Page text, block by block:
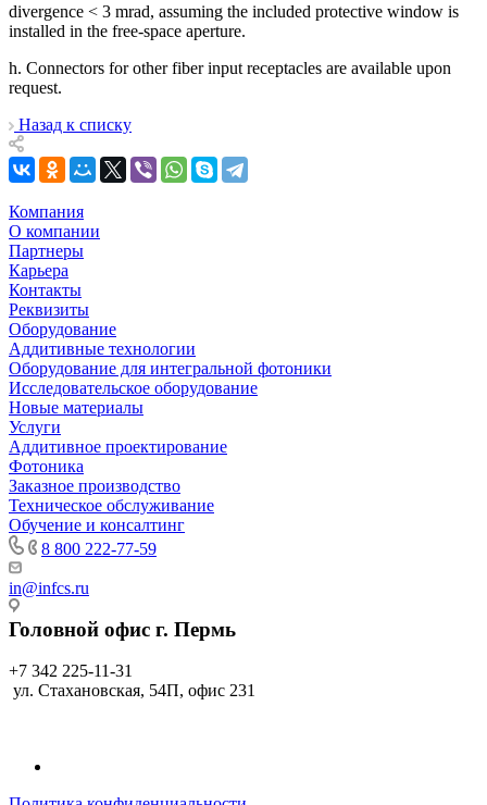
divergence < 3 mrad, assuming the included protective window is
installed in the free-space aperture.
h. Connectors for other fiber input receptacles are available upon
request.
Назад к списку
Компания
О компании
Партнеры
Карьера
Контакты
Реквизиты
Оборудование
Аддитивные технологии
Оборудование для интегральной фотоники
Исследовательское оборудование
Новые материалы
Услуги
Аддитивное проектирование
Фотоника
Заказное производство
Техническое обслуживание
Обучение и консалтинг
8 800 222-77-59
in@infcs.ru
Головной офис г. Пермь
+7 342 225-11-31
ул. Стахановская, 54П, офис 231